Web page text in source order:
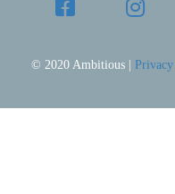
© 2020 Ambitious |